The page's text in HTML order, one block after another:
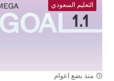
التعليم السعودي
منذ بضع اعوام